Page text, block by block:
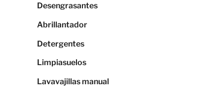
Desengrasantes
Abrillantador
Detergentes
Limpiasuelos
Lavavajillas manual